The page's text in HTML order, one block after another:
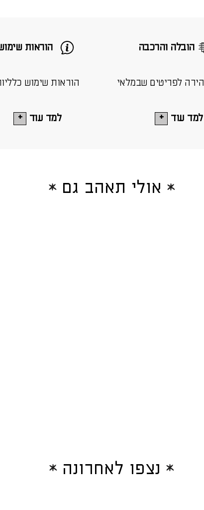
הוראות
הוראות שימוש
למד עוד
הובלה והרכבה
לפריטים שבמלאי
למד עוד
אולי תאהב גם
נצפו לאחרונה